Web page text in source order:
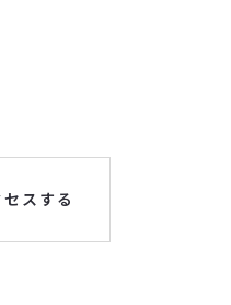
スする